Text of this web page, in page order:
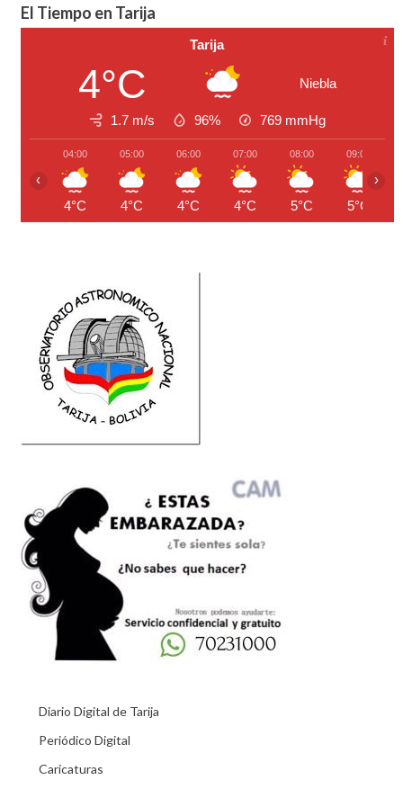
El Tiempo en Tarija
Tarija
4°C Niebla
1.7 m/s 96% 769 mmHg
04:00
4°C
05:00
4°C
06:00
4°C
07:00
4°C
08:00
5°C
09:00
5°C
‹ ›
Diario Digital de Tarija
Periódico Digital
Caricaturas